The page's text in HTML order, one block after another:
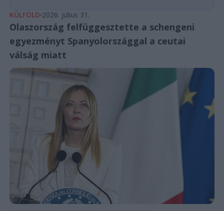
KÜLFÖLD 2026. július 31.
Olaszország felfüggesztette a schengeni
egyezményt Spanyolországgal a ceutai
válság miatt